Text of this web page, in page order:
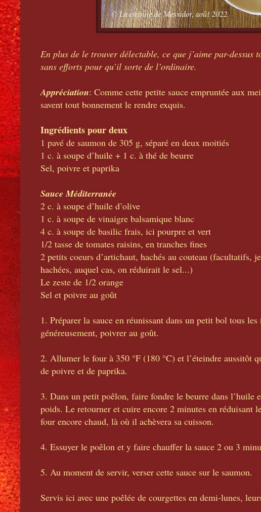
En plus de le trouver délectable, ce que j’aime par-dessus
sans efforts pour qu’il sorte de l’ordinaire.
Appréciation: Comme cette petite sauce empruntée aux
savent tout bonnement le rendre exquis.
Ingrédients pour deux
1 pavé de saumon de 305 g, séparé en deux moitiés
1 c. à soupe d’huile + 1 c. à thé de beurre
Sel, poivre et paprika
Sauce Méditerranée
2 c. à soupe d’huile d’olive
1 c. à soupe de vinaigre balsamique blanc
4 c. à soupe de basilic frais, ici pourpre et vert
1/2 tasse de tomates raisins, en tranches fines
2 petits coeurs d’artichaut, hachés au couteau (facultatifs,
hachées, auquel cas, on réduirait le sel...)
Le zeste de 1/2 orange
Sel et poivre au goût
1. Préparer la sauce en réunissant dans un petit bol tous
généreusement, poivrer au goût.
2. Allumer le four à 350 °F (180 °C) et l’éteindre aussitôt
de poivre et de paprika.
3. Dans un petit poêlon, faire fondre le beurre dans
poids. Le retourner et cuire encore 2 minutes en réduisant
four encore chaud, là où il achèvera sa cuisson.
4. Essuyer le poêlon et y faire chauffer la sauce 2 ou 3
5. Au moment de servir, verser cette sauce sur le saumon.
Servis ici avec une poêlée de courgettes en demi-lunes,